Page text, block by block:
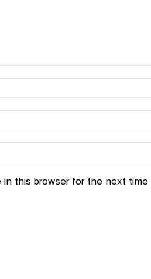
this browser for the next